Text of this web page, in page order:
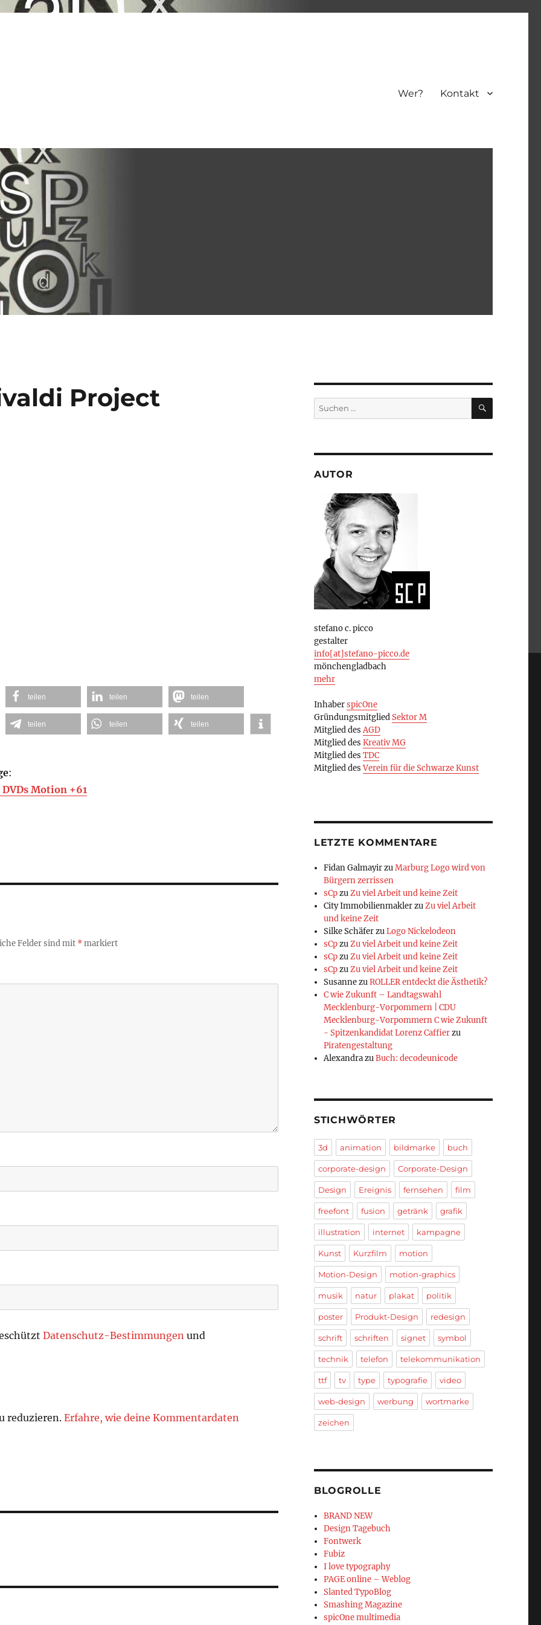
Wer? Kontakt
Project
teilen teilen teilen
teilen teilen teilen
:
Motion +61
Felder sind mit *markiert
Datenschutz-Bestimmungen und
reduzieren.Erfahre, wie deine Kommentardaten
Suchen
nach:
SUCHEN
AUTOR
stefano c. picco
gestalter
info[at]stefano-picco.de
mönchengladbach
mehr
InhaberspicOne
GründungsmitgliedSektor M
Mitglied desAGD
Mitglied des Kreativ MG
Mitglied des TDC
Mitglied desVerein für die Schwarze Kunst
LETZTE KOMMENTARE
Fidan GalmayirzuMarburg Logo wird von
Bürgern zerrissen
sCpzuZu viel Arbeit und keine Zeit
City ImmobilienmaklerzuZu viel Arbeit
und keine Zeit
Silke SchäferzuLogo Nickelodeon
sCpzuZu viel Arbeit und keine Zeit
sCpzuZu viel Arbeit und keine Zeit
sCpzuZu viel Arbeit und keine Zeit
SusannezuROLLER entdeckt die Ästhetik?
C wie Zukunft – Landtagswahl
Mecklenburg-Vorpommern | CDU
Mecklenburg-Vorpommern C wie Zukunft
- Spitzenkandidat Lorenz Caffierzu
Piratengestaltung
AlexandrazuBuch: decodeunicode
STICHWÖRTER
3d animation bildmarke buch
corporate-design Corporate-Design
Design Ereignis fernsehen film
freefont fusion getränk grafik
illustration internet kampagne
Kunst Kurzfilm motion
Motion-Design motion-graphics
musik natur plakat politik
poster Produkt-Design redesign
schrift schriften signet symbol
technik telefon telekommunikation
ttf tv type typografie video
web-design werbung wortmarke
zeichen
BLOGROLLE
BRAND NEW
Design Tagebuch
Fontwerk
Fubiz
I love typography
PAGE online – Weblog
Slanted TypoBlog
Smashing Magazine
spicOne multimedia